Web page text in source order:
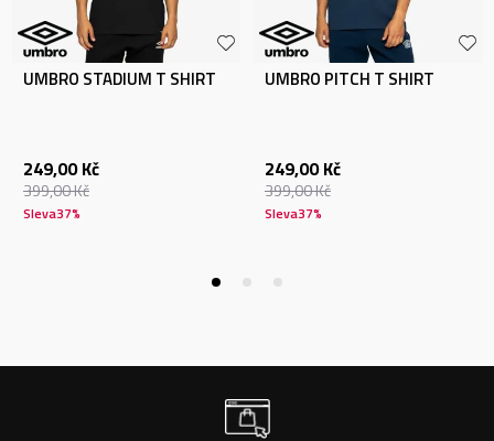
UMBRO STADIUM T SHIRT
249,00 Kč
399,00Kč
Sleva37%
UMBRO PITCH T SHIRT
249,00 Kč
399,00Kč
Sleva37%